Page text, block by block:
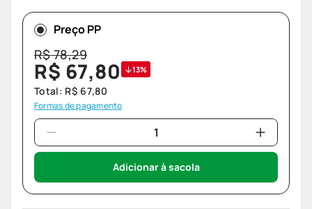
Preço PP
R$78,29
R$ 67,80 13%
Total: R$ 67,80
Formas de pagamento
Adicionar à sacola